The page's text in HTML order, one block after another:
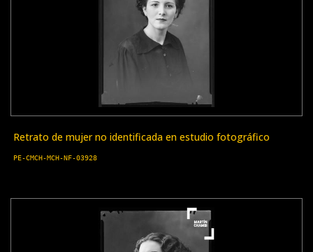
Retrato de mujer no identificada en estudio fotográfico
PE-CMCH-MCH-NF-03928